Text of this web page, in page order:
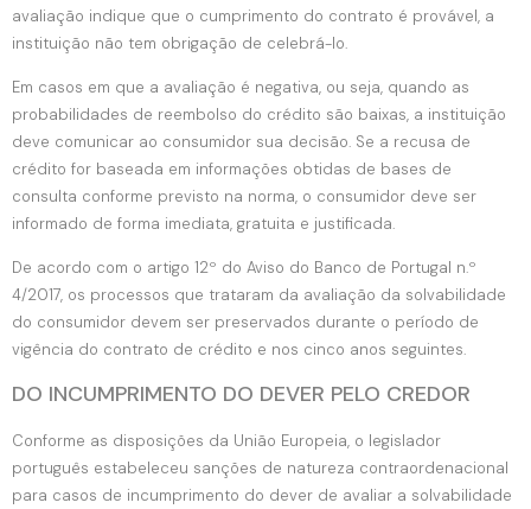
avaliação indique que o cumprimento do contrato é provável, a
instituição não tem obrigação de celebrá-lo.
Em casos em que a avaliação é negativa, ou seja, quando as
probabilidades de reembolso do crédito são baixas, a instituição
deve comunicar ao consumidor sua decisão. Se a recusa de
crédito for baseada em informações obtidas de bases de
consulta conforme previsto na norma, o consumidor deve ser
informado de forma imediata, gratuita e justificada.
De acordo com o artigo 12º do Aviso do Banco de Portugal n.º
4/2017, os processos que trataram da avaliação da solvabilidade
do consumidor devem ser preservados durante o período de
vigência do contrato de crédito e nos cinco anos seguintes.
DO INCUMPRIMENTO DO DEVER PELO CREDOR
Conforme as disposições da União Europeia, o legislador
português estabeleceu sanções de natureza contraordenacional
para casos de incumprimento do dever de avaliar a solvabilidade